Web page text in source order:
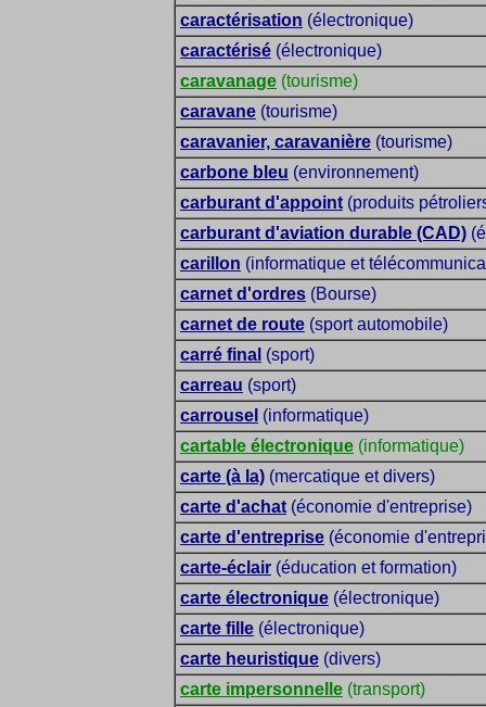
caractérisation (électronique)
caractérisé (électronique)
caravanage (tourisme)
caravane (tourisme)
caravanier, caravanière (tourisme)
carbone bleu (environnement)
carburant d'appoint (produits
carburant d'aviation durable (CAD)
carillon (informatique et
carnet d'ordres (Bourse)
carnet de route (sport automobile)
carré final (sport)
carreau (sport)
carrousel (informatique)
cartable électronique (informatique)
carte (à la) (mercatique et divers)
carte d'achat (économie d'entreprise)
carte d'entreprise (économie
carte-éclair (éducation et formation)
carte électronique (électronique)
carte fille (électronique)
carte heuristique (divers)
carte impersonnelle (transport)